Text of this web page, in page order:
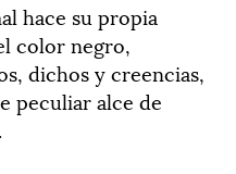
hace su propia
color negro,
dichos y creencias,
peculiar alce de